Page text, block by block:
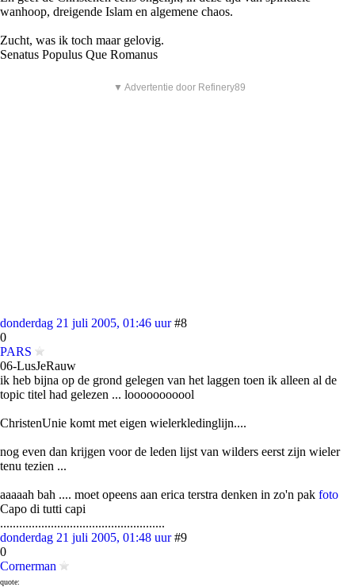
wanhoop, dreigende Islam en algemene chaos.
Zucht, was ik toch maar gelovig.
Senatus Populus Que Romanus
▼ Advertentie door Refinery89
donderdag 21 juli 2005, 01:46 uur #8
0
PARS
06-LusJeRauw
ik heb bijna op de grond gelegen van het laggen toen ik alleen al de
topic titel had gelezen ... looooooooool
ChristenUnie komt met eigen wielerkledinglijn....
nog even dan krijgen voor de leden lijst van wilders eerst zijn wieler
tenu tezien ...
aaaaah bah .... moet opeens aan erica terstra denken in zo'n pak foto
Capo di tutti capi
....................................................
donderdag 21 juli 2005, 01:48 uur #9
0
Cornerman
quote: